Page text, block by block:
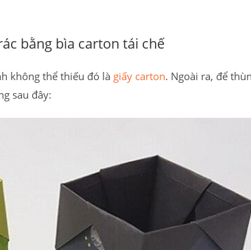
bằng bìa carton tái chế
không thể thiếu đó là giấy carton. Ngoài ra, để
sau đây: